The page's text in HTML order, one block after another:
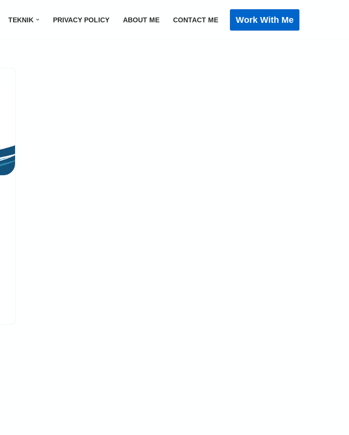
TEKNIK PRIVACY POLICY ABOUT ME CONTACT ME Work With Me